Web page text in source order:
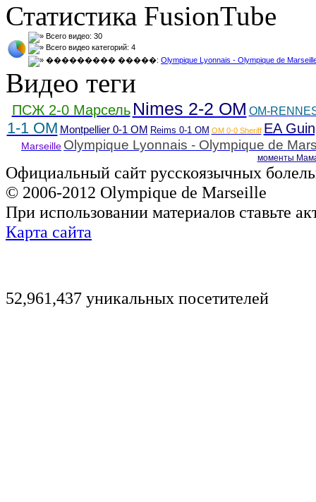
Статистика FusionTube
Всего видео: 30
Всего видео категорий: 4
��������� �����: Olympique Lyonnais - Olympique de
Видео теги
ПСЖ 2-0 Марсель Nimes 2-2 OM OM-
1-1 OM Montpellier 0-1 OM Reims 0-1 OM OM 0-0 Sheriff EA
Marseille Olympique Lyonnais - Olympique de
моменты
Официальный сайт русскоязычных
© 2006-2012 Olympique de Marseille
При использовании материалов ставьте
Карта сайта
52,961,437 уникальных посетителей